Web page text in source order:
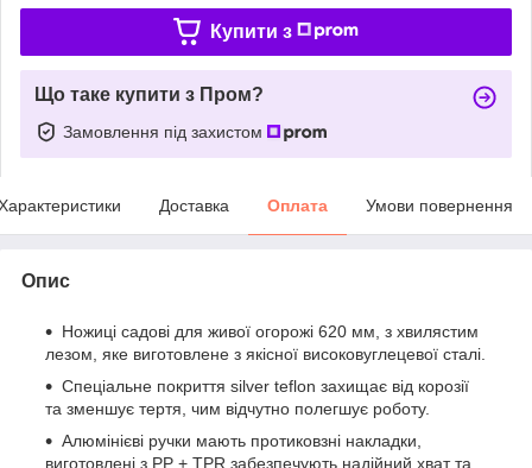
Купити з
Що таке купити з Пром?
Замовлення під захистом
Доставка Оплата Умови повернення
Опис
Ножиці садові для живої огорожі 620 мм, з хвилястим
лезом, яке виготовлене з якісної високовуглецевої сталі.
Спеціальне покриття silver teflon захищає від корозії
та зменшує тертя, чим відчутно полегшує роботу.
Алюмінієві ручки мають протиковзні накладки,
виготовлені з РР + TPR забезпечують надійний хват та